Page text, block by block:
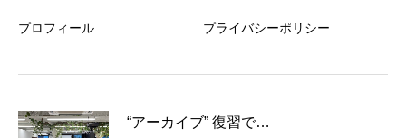
プロフィール プライバシーポリシー
“アーカイブ” 復習で…